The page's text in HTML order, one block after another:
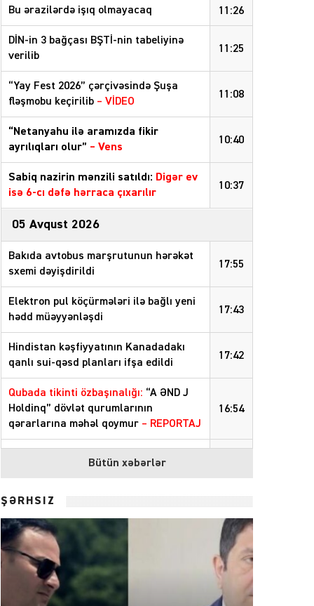
11:26
Bu ərazilərdə işıq olmayacaq
11:25
DİN-in 3 bağçası BŞTİ-nin tabeliyinə
verilib
11:08
“Yay Fest 2026” çərçivəsində Şuşa
fləşmobu keçirilib – VİDEO
10:40
“Netanyahu ilə aramızda fikir
ayrılıqları olur” – Vens
10:37
Sabiq nazirin mənzili satıldı: Digər ev
isə 6-cı dəfə hərraca çıxarılır
05 Avqust 2026
17:55
Bakıda avtobus marşrutunun hərəkət
sxemi dəyişdirildi
17:43
Elektron pul köçürmələri ilə bağlı yeni
hədd müəyyənləşdi
17:42
Hindistan kəşfiyyatının Kanadadakı
qanlı sui-qəsd planları ifşa edildi
16:54
Qubada tikinti özbaşınalığı: “A ƏND J
Holdinq” dövlət qurumlarının
qərarlarına məhəl qoymur – REPORTAJ
hədd müəyyənləşdirilib
14:16
“Qızıl top”a əsas namizədlərin SİYAHISI
14:14
General rəisi vəzifəsindən azad etdi
14:03
ABŞ İran əməliyyatlarındakı itkilərini
açıqladı
Bütün xəbərlər
ŞƏRHSİZ